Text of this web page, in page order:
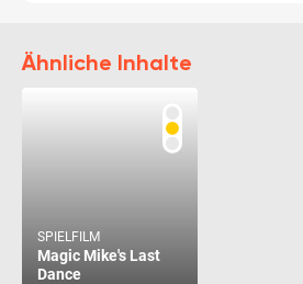
Ähnliche Inhalte
SPIELFILM
Magic Mike's Last
Dance